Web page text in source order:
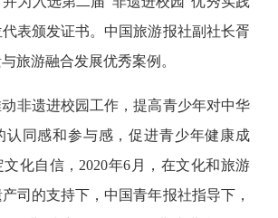
表颁发证书。中国旅游报社副社长胥
旅游融合发展优秀案例。
非遗进校园工作，提高青少年对中华
认同感和参与感，促进青少年健康成
化自信，2020年6月，在文化和旅游
司的支持下，中国青年报社指导下，